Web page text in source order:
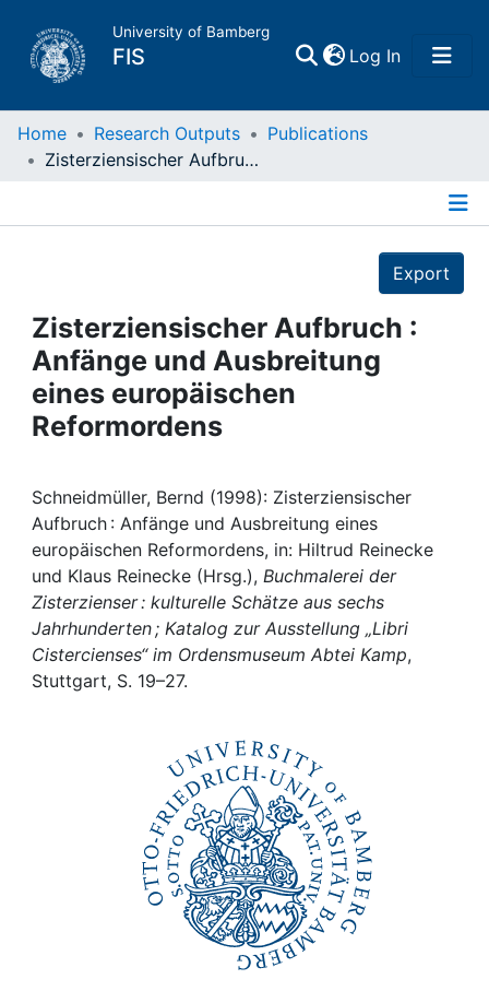
University of Bamberg
FIS Log In(current)
Home
Projects
People
Institutions
Awards
My FIS
Help
Home Research Outputs
Publications
Zisterziensischer Aufbruch : Anfänge und Ausbreitung eines europäischen Reformordens
Export
Zisterziensischer Aufbruch :
Anfänge und Ausbreitung
eines europäischen
Reformordens
Schneidmüller, Bernd (1998): Zisterziensischer
Aufbruch : Anfänge und Ausbreitung eines
europäischen Reformordens, in: Hiltrud Reinecke
und Klaus Reinecke (Hrsg.), Buchmalerei der
Zisterzienser : kulturelle Schätze aus sechs
Jahrhunderten ; Katalog zur Ausstellung „Libri
Cistercienses“ im Ordensmuseum Abtei Kamp,
Stuttgart, S. 19–27.